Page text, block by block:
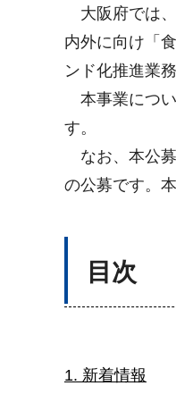
大阪府では、
内外に向け「
ンド化推進業
本事業につい
す。
なお、本公募
の公募です。
目次
1. 新着情報